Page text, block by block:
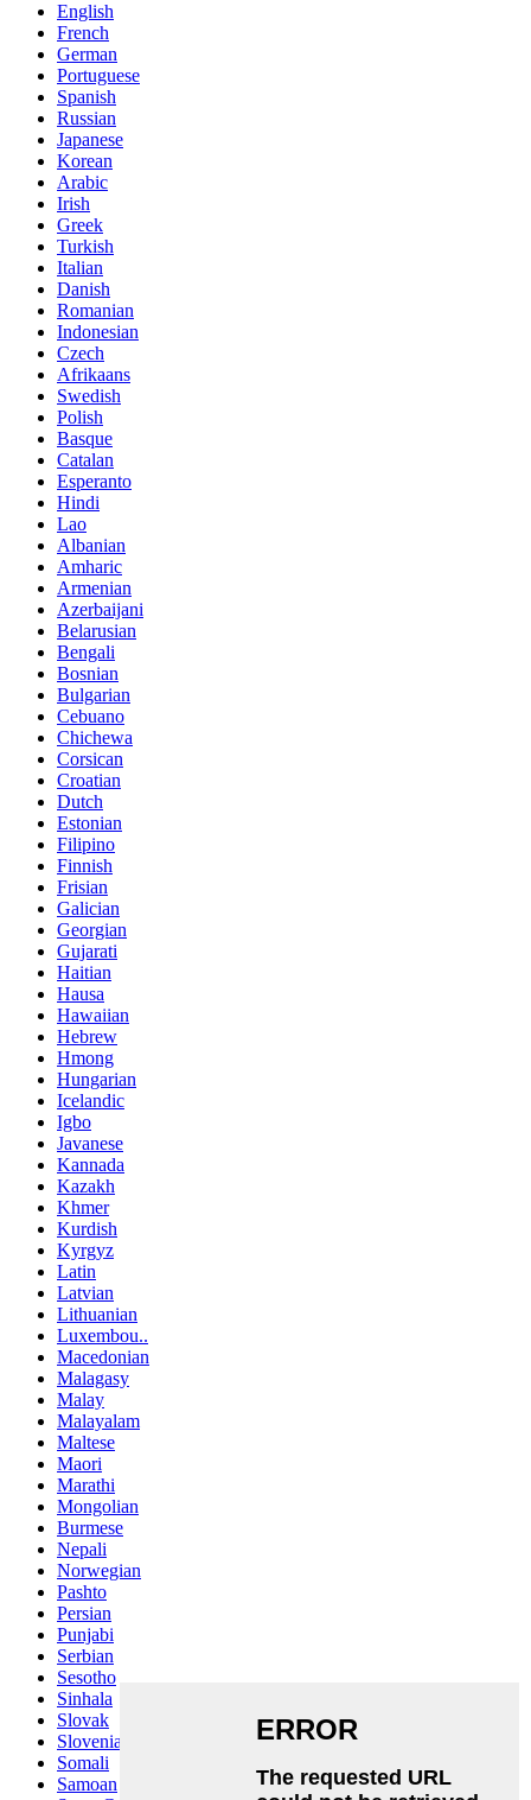
English
French
German
Portuguese
Spanish
Russian
Japanese
Korean
Arabic
Irish
Greek
Turkish
Italian
Danish
Romanian
Indonesian
Czech
Afrikaans
Swedish
Polish
Basque
Catalan
Esperanto
Hindi
Lao
Albanian
Amharic
Armenian
Azerbaijani
Belarusian
Bengali
Bosnian
Bulgarian
Cebuano
Chichewa
Corsican
Croatian
Dutch
Estonian
Filipino
Finnish
Frisian
Galician
Georgian
Gujarati
Haitian
Hausa
Hawaiian
Hebrew
Hmong
Hungarian
Icelandic
Igbo
Javanese
Kannada
Kazakh
Khmer
Kurdish
Kyrgyz
Latin
Latvian
Lithuanian
Luxembou..
Macedonian
Malagasy
Malay
Malayalam
Maltese
Maori
Marathi
Mongolian
Burmese
Nepali
Norwegian
Pashto
Persian
Punjabi
Serbian
Sesotho
Sinhala
Slovak
Slovenian
Somali
Samoan